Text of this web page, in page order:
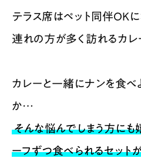
テラス席はペット同伴OKに
連れの方が多く訪れるカレ
カレーと一緒にナンを食べ
か…
そんな悩んでしまう方にも
ーフずつ食べられるセット